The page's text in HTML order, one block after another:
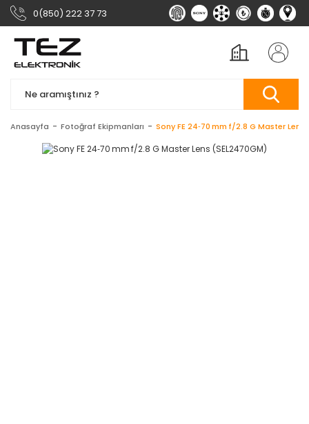
0(850) 222 37 73
Anasayfa Fotoğraf Ekipmanları Sony FE 24‑70 mm f/2.8 G Master Lens